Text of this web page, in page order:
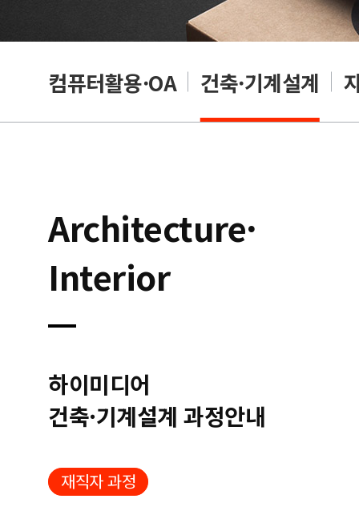
컴퓨터활용·OA 건축·기계설계
Architecture·
Interior
하이미디어
건축·기계설계 과정안내
재직자 과정